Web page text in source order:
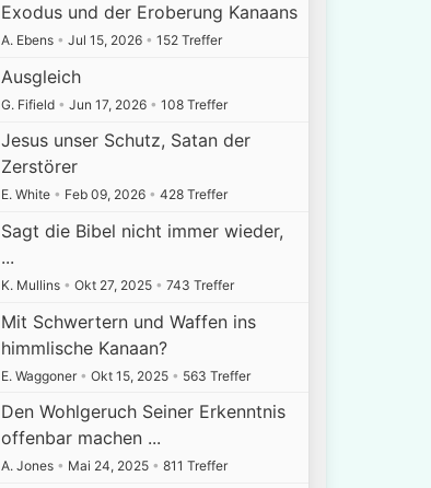
Exodus und der Eroberung Kanaans
A. Ebens • Jul 15, 2026 • 152 Treffer
Ausgleich
G. Fifield • Jun 17, 2026 • 108 Treffer
Jesus unser Schutz, Satan der
Zerstörer
E. White • Feb 09, 2026 • 428 Treffer
Sagt die Bibel nicht immer wieder,
...
K. Mullins • Okt 27, 2025 • 743 Treffer
Mit Schwertern und Waffen ins
himmlische Kanaan?
E. Waggoner • Okt 15, 2025 • 563 Treffer
Den Wohlgeruch Seiner Erkenntnis
offenbar machen ...
A. Jones • Mai 24, 2025 • 811 Treffer